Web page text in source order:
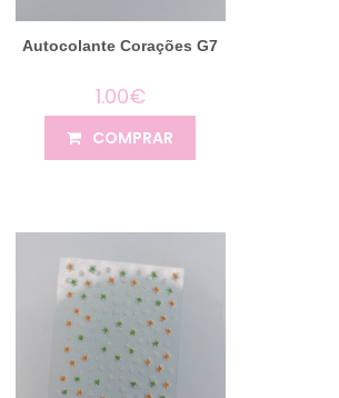
Autocolante Corações G7
1.00€
COMPRAR